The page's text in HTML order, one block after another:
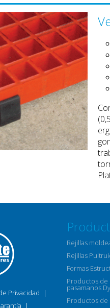
Privacidad
|
|
Rejillas
Rejillas
Formas
Productos de
pasamanos
Productos de